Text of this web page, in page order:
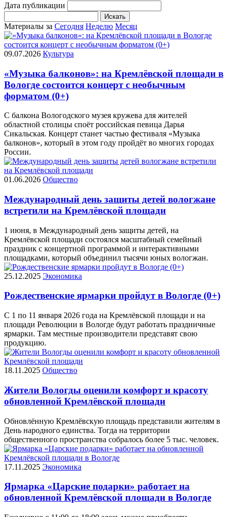
Дата публикации
Искать
Материалы за Сегодня Неделю Месяц
09.07.2026 Культура
«Музыка балконов»: на Кремлёвской площади в
Вологде состоится концерт с необычным
форматом (0+)
С балкона Вологодского музея кружева для жителей
областной столицы споёт российская певица Дарья
Сикальская. Концерт станет частью фестиваля «Музыка
балконов», который в этом году пройдёт во многих городах
России.
01.06.2026 Общество
Международный день защиты детей вологжане
встретили на Кремлёвской площади
1 июня, в Международный день защиты детей, на
Кремлёвской площади состоялся масштабный семейный
праздник с концертной программой и интерактивными
площадками, который объединил тысячи юных вологжан.
25.12.2025 Экономика
Рождественские ярмарки пройдут в Вологде (0+)
С 1 по 11 января 2026 года на Кремлёвской площади и на
площади Революции в Вологде будут работать праздничные
ярмарки. Там местные производители представят свою
продукцию.
18.11.2025 Общество
Жители Вологды оценили комфорт и красоту
обновленной Кремлёвской площади
Обновлённую Кремлёвскую площадь представили жителям в
День народного единства. Тогда на территории
общественного пространства собралось более 5 тыс. человек.
17.11.2025 Экономика
Ярмарка «Царские подарки» работает на
обновленной Кремлёвской площади в Вологде